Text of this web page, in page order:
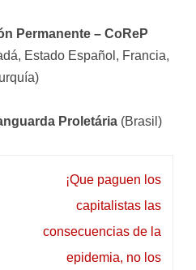
Permanente – CoReP
Estado Español, Francia,
Proletária (Brasil)
¡Que paguen los
capitalistas las
consecuencias de la
epidemia, no los